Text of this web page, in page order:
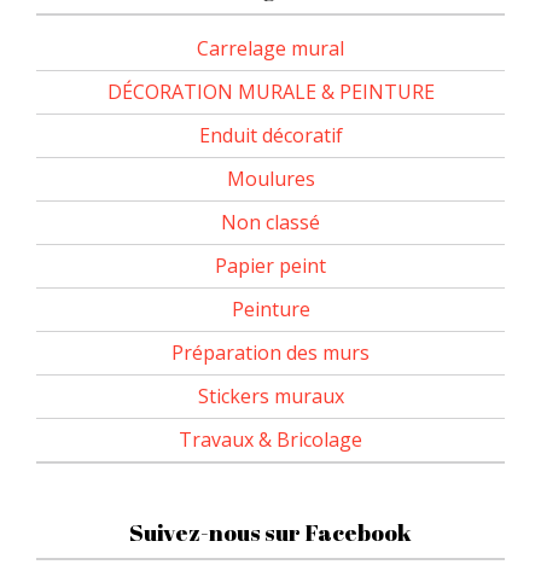
Carrelage mural
DÉCORATION MURALE & PEINTURE
Enduit décoratif
Moulures
Non classé
Papier peint
Peinture
Préparation des murs
Stickers muraux
Travaux & Bricolage
Suivez-nous sur Facebook